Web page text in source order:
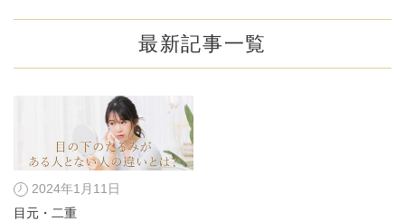
最新記事一覧
2024年1月11日
目元・二重